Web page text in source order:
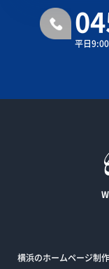
平日
横浜のホームページ制